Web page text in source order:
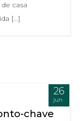
casa
[…]
26
jun
chave